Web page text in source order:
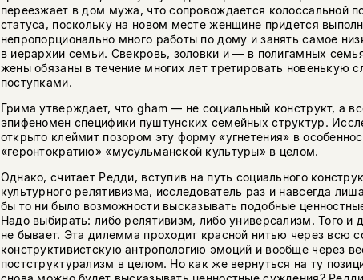
переезжает в дом мужа, что сопровождается колоссальной
статуса, поскольку на новом месте женщине придется
непропорционально много работы по дому и занять самое
в иерархии семьи. Свекровь, золовки и — в полигамных
жены обязаны в течение многих лет третировать новенькую
поступками.
Грима утверждает, что gham — не социальный конструкт, а
эпифеномен специфики пуштунских семейных структур.
открыто клеймит позором эту форму «угнетения» в
«геронтократию» «мусульманской культуры» в целом.
Однако, считает Редди, вступив на путь социального
культурного релятивизма, исследователь раз и навсегда
бы то ни было возможности высказывать подобные
Надо выбирать: либо релятивизм, либо универсализм. Того и
не бывает. Эта дилемма проходит красной нитью через всю
конструктивистскую антропологию эмоций и вообще через
постструктурализм в целом. Но как же вернуться на ту